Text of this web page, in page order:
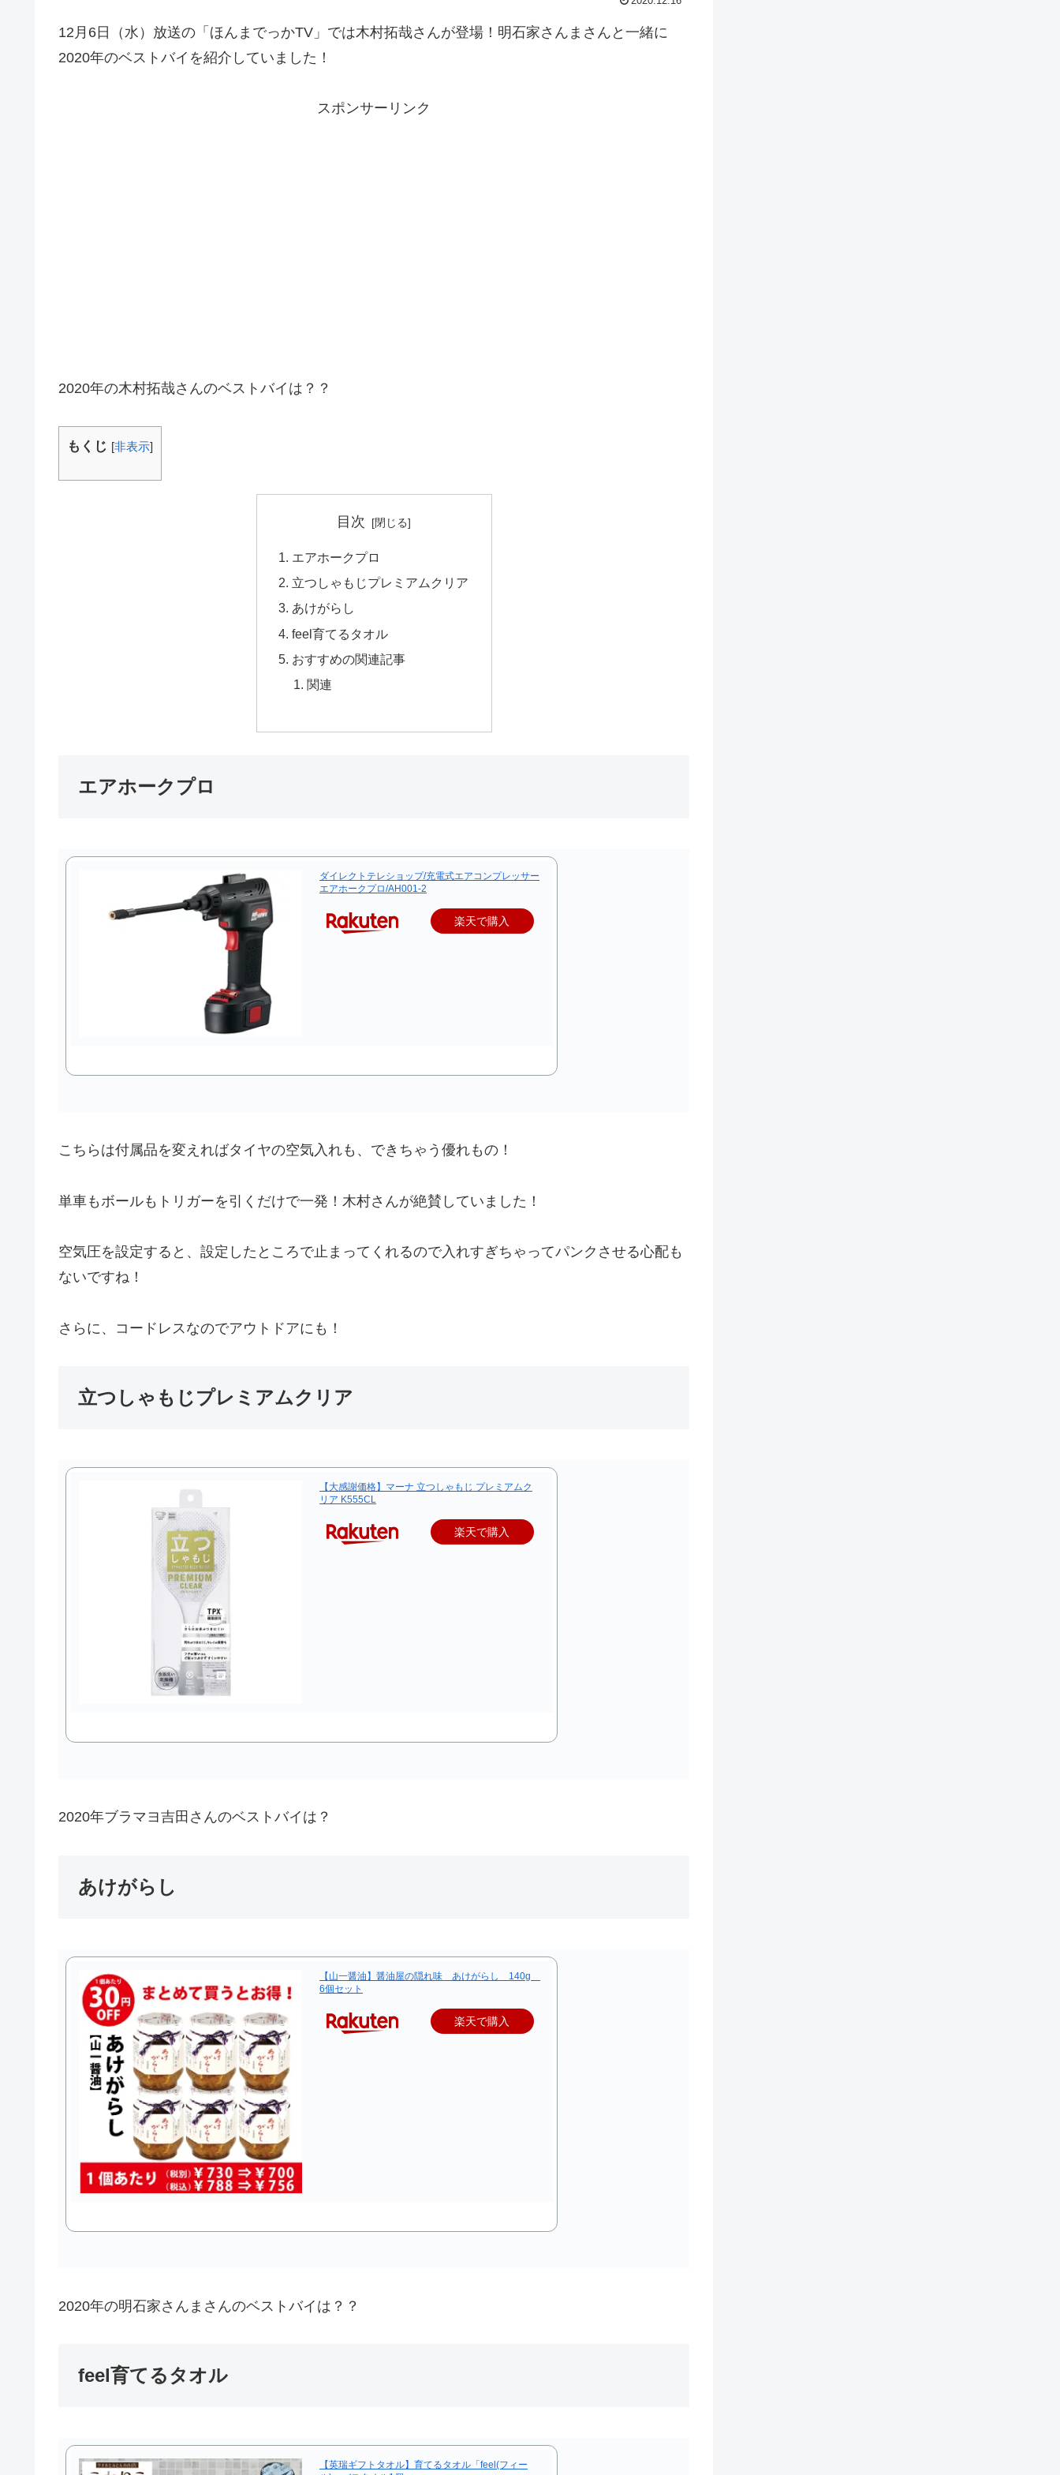
12月6日（水）放送の「ほんまでっかTV」では木村拓哉さんが登場！明石家さんまさんと一緒に
2020年のベストバイを紹介していました！
スポンサーリンク
2020年の木村拓哉さんのベストバイは？？
もくじ [非表示]
目次
エアホークプロ
立つしゃもじプレミアムクリア
あけがらし
feel育てるタオル
おすすめの関連記事
関連
エアホークプロ
ダイレクトテレショップ/充電式エアコンプレッサー
エアホークプロ/AH001-2
楽天で購入
こちらは付属品を変えればタイヤの空気入れも、できちゃう優れもの！
単車もボールもトリガーを引くだけで一発！木村さんが絶賛していました！
空気圧を設定すると、設定したところで止まってくれるので入れすぎちゃってパンクさせる心配も
ないですね！
さらに、コードレスなのでアウトドアにも！
立つしゃもじプレミアムクリア
【大感謝価格】マーナ 立つしゃもじ プレミアムク
リア K555CL
楽天で購入
2020年ブラマヨ吉田さんのベストバイは？
あけがらし
【山一醤油】醤油屋の隠れ味 あけがらし 140g
6個セット
楽天で購入
2020年の明石家さんまさんのベストバイは？？
feel育てるタオル
【英瑞ギフトタオル】育てるタオル「feel(フィー